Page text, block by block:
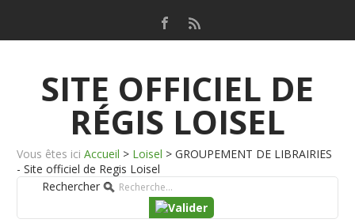
SITE OFFICIEL DE
RÉGIS LOISEL
Vous êtes ici Accueil > Loisel > GROUPEMENT DE LIBRAIRIES
- Site officiel de Regis Loisel
Rechercher